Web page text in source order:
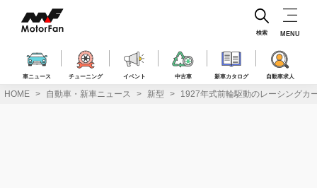
ス
車ニュース チューニング イベント 中古車 新車カタログ 自動車求人
検索 MENU
HOME 自動車・新車ニュース 新型 1927年式前輪駆動のレーシングカ